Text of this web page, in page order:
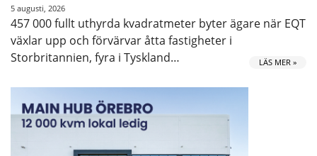
5 augusti, 2026
457 000 fullt uthyrda kvadratmeter byter ägare när EQT
växlar upp och förvärvar åtta fastigheter i
Storbritannien, fyra i Tyskland…
LÄS MER »